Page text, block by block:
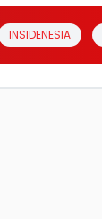
INSIDENESIA